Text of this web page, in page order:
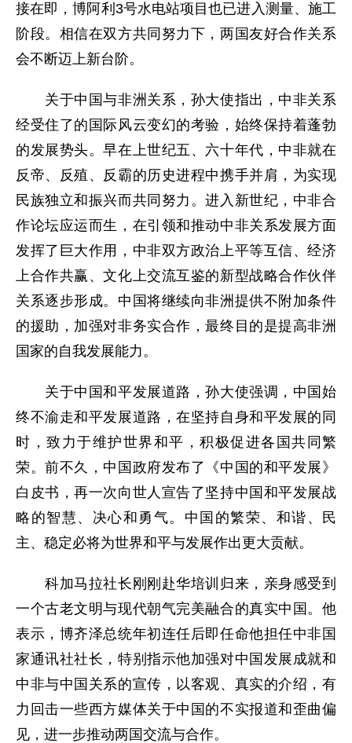
接在即，博阿利3号水电站项目也已进入测量、施工
阶段。相信在双方共同努力下，两国友好合作关系
会不断迈上新台阶。
关于中国与非洲关系，孙大使指出，中非关系
经受住了的国际风云变幻的考验，始终保持着蓬勃
的发展势头。早在上世纪五、六十年代，中非就在
反帝、反殖、反霸的历史进程中携手并肩，为实现
民族独立和振兴而共同努力。进入新世纪，中非合
作论坛应运而生，在引领和推动中非关系发展方面
发挥了巨大作用，中非双方政治上平等互信、经济
上合作共赢、文化上交流互鉴的新型战略合作伙伴
关系逐步形成。中国将继续向非洲提供不附加条件
的援助，加强对非务实合作，最终目的是提高非洲
国家的自我发展能力。
关于中国和平发展道路，孙大使强调，中国始
终不渝走和平发展道路，在坚持自身和平发展的同
时，致力于维护世界和平，积极促进各国共同繁
荣。前不久，中国政府发布了《中国的和平发展》
白皮书，再一次向世人宣告了坚持中国和平发展战
略的智慧、决心和勇气。中国的繁荣、和谐、民
主、稳定必将为世界和平与发展作出更大贡献。
科加马拉社长刚刚赴华培训归来，亲身感受到
一个古老文明与现代朝气完美融合的真实中国。他
表示，博齐泽总统年初连任后即任命他担任中非国
家通讯社社长，特别指示他加强对中国发展成就和
中非与中国关系的宣传，以客观、真实的介绍，有
力回击一些西方媒体关于中国的不实报道和歪曲偏
见，进一步推动两国交流与合作。